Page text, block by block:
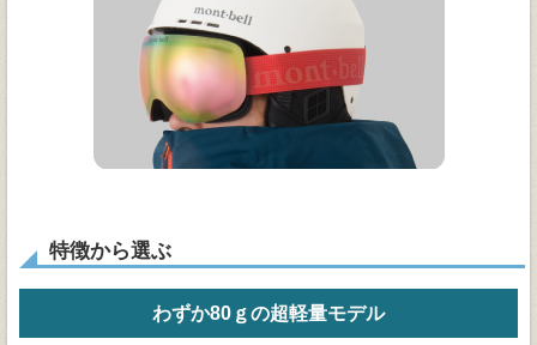
特徴から選ぶ
わずか80ｇの超軽量モデル